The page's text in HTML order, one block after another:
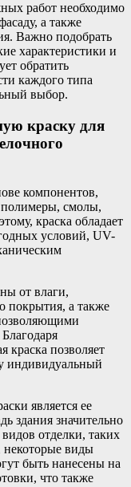
работ необходимо
а также
Важно подобрать
характеристики и
обратить
каждого типа
выбор.
краску для
компонентов,
смолы,
краска обладает
условий, UV-
от влаги,
покрытия, а также
краска позволяет
индивидуальный
является ее
здания значительно
отделки, таких
некоторые виды
быть нанесены на
что также